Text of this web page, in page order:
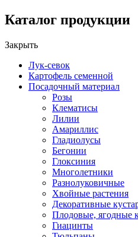
Каталог продукции
Закрыть
Лук-севок
Картофель семенной
Посадочный материал
Розы
Клематисы
Лилии
Амариллис
Гладиолусы
Бегонии
Глоксиния
Многолетники
Разнолуковичные
Хвойные растения
Декоративные
Плодовые, ягодные
Гиацинты